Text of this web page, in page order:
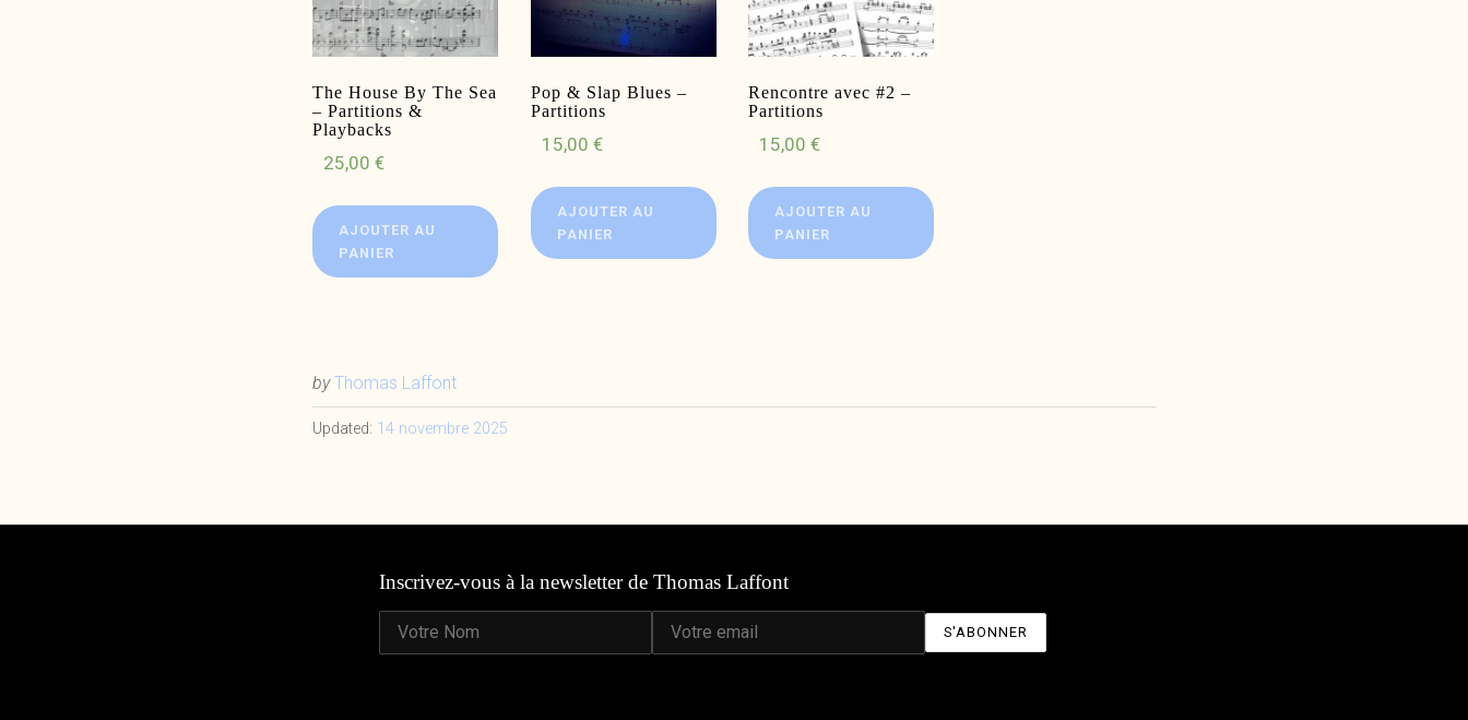
The House By The Sea
– Partitions &
Playbacks
25,00 €
AJOUTER AU
PANIER
Pop & Slap Blues –
Partitions
15,00 €
AJOUTER AU
PANIER
Rencontre avec #2 –
Partitions
15,00€
AJOUTER AU
PANIER
by Thomas Laffont
Updated: 14 novembre 2025
Inscrivez-vous à la newsletter de Thomas Laffont